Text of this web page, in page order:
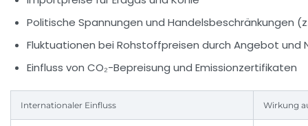
Politische Spannungen und Handelsbeschränkungen
Fluktuationen bei Rohstoffpreisen durch Angebot und
Einfluss von CO₂-Bepreisung und Emissionzertifikaten
Internationaler Einfluss Wirkung